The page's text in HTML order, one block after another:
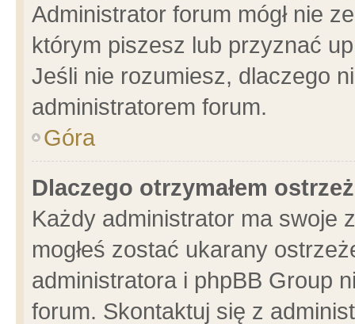
Administrator forum mógł nie
którym piszesz lub przyznać
Jeśli nie rozumiesz, dlaczego
administratorem forum.
Góra
Dlaczego otrzymałem
Każdy administrator ma swoje
mogłeś zostać ukarany
administratora i phpBB Group
forum. Skontaktuj się z